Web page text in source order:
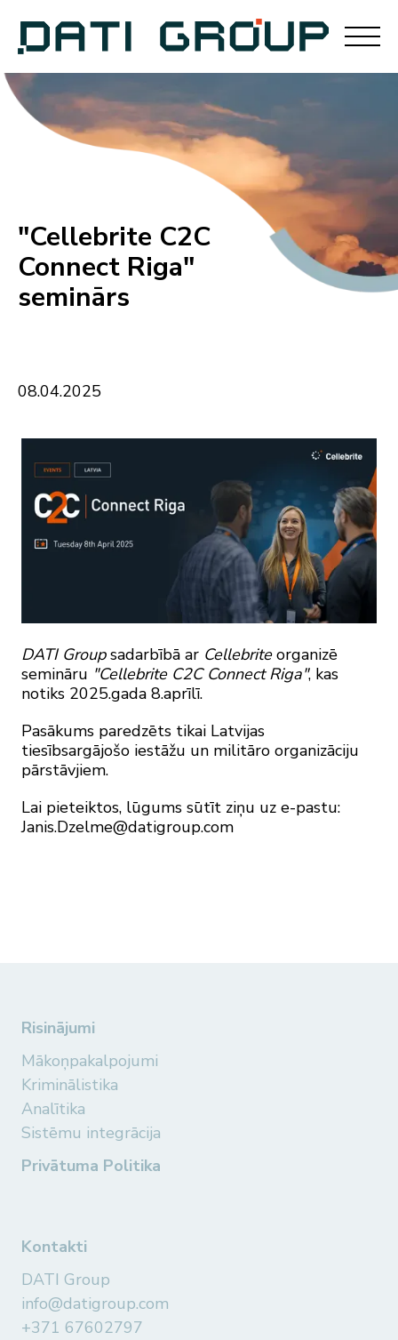
"Cellebrite C2C
Connect Riga"
seminārs
08.04.2025
DATI Groupsadarbībā ar Cellebriteorganizē
semināru "Cellebrite C2C Connect Riga", kas
notiks 2025.gada ​​​​8.aprīlī.
Pasākums paredzēts tikai Latvijas
tiesībsargājošo iestāžu un militāro organizāciju
pārstāvjiem.
Lai pieteiktos, lūgums sūtīt ziņu uz e-pastu:
Janis.Dzelme@datigroup.com
Kontakti
DATI Group
info@datigroup.com
+371 67602797
Risinājumi
Mākoņpakalpojumi
Kriminālistika
Analītika
Sistēmu integrācija
Privātuma Politika